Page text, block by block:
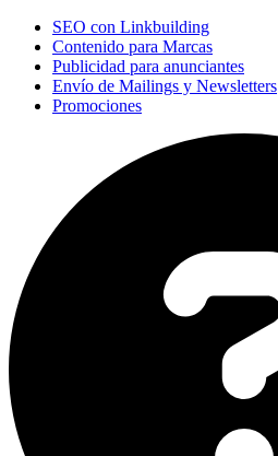
SEO con Linkbuilding
Contenido para Marcas
Publicidad para anunciantes
Envío de Mailings y Newsletters
Promociones